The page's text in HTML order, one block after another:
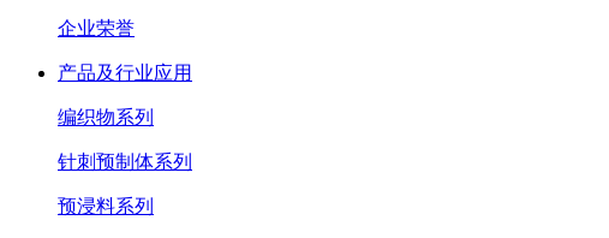
企业荣誉
产品及行业应用
编织物系列
针刺预制体系列
预浸料系列